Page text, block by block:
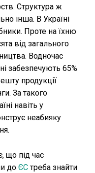
Структура ж
інша. В Україні
Проте на їхню
від загального
Водночас
забезпечують 65%
продукції
За такого
навіть у
неабияку
що під час
до ЄСтреба знайти